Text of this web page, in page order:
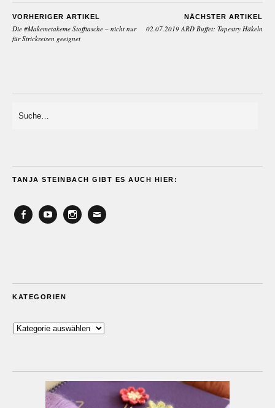
VORHERIGER ARTIKEL
Die #Makemetakeme Stofftasche – nicht nur
für Strickreisen geeignet
NÄCHSTER ARTIKEL
02.07.2019 ARD Buffet: Tapestry Häkeln
TANJA STEINBACH GIBT ES AUCH HIER:
KATEGORIEN
Kategorien